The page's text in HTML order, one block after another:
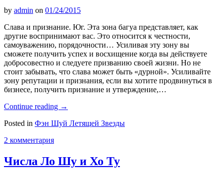
by admin on 01/24/2015
Слава и признание. Юг. Эта зона багуа представляет, как
другие воспринимают вас. Это относится к честности,
самоуважению, порядочности… Усиливая эту зону вы
сможете получить успех и восхищение когда вы действуете
добросовестно и следуете призванию своей жизни. Но не
стоит забывать, что слава может быть «дурной». Усиливайте
зону репутации и признания, если вы хотите продвинуться в
бизнесе, получить признание и утверждение,…
Continue reading →
Posted in Фэн Шуй Летящей Звезды
2 комментария
Числа Ло Шу и Хо Ту